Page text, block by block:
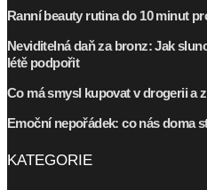
Ranní beauty rutina do 10 minut
Neviditelná daň za bronz: Jak
létě podpořit
Co má smysl kupovat v drogerii a
Emoční nepořádek: co nás doma
KATEGORIE